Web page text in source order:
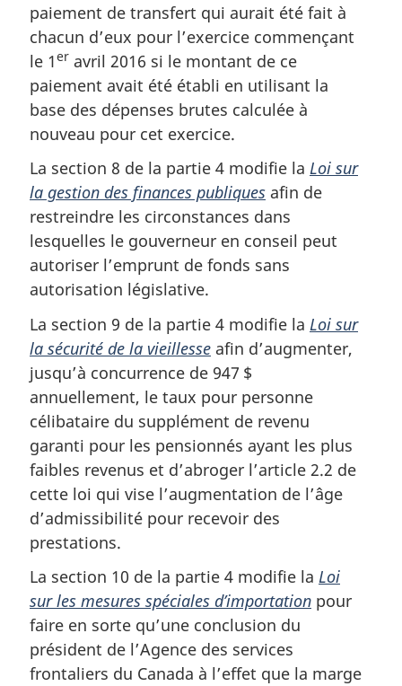
paiement de transfert qui aurait été fait à
chacun d’eux pour l’exercice commençant
le 1er avril 2016 si le montant de ce
paiement avait été établi en utilisant la
base des dépenses brutes calculée à
nouveau pour cet exercice.
La section 8 de la partie 4 modifie la Loi sur
la gestion des finances publiques afin de
restreindre les circonstances dans
lesquelles le gouverneur en conseil peut
autoriser l’emprunt de fonds sans
autorisation législative.
La section 9 de la partie 4 modifie la Loi sur
la sécurité de la vieillesse afin d’augmenter,
jusqu’à concurrence de 947 $
annuellement, le taux pour personne
célibataire du supplément de revenu
garanti pour les pensionnés ayant les plus
faibles revenus et d’abroger l’article 2.2 de
cette loi qui vise l’augmentation de l’âge
d’admissibilité pour recevoir des
prestations.
La section 10 de la partie 4 modifie la Loi
sur les mesures spéciales d’importation pour
faire en sorte qu’une conclusion du
président de l’Agence des services
frontaliers du Canada à l’effet que la marge